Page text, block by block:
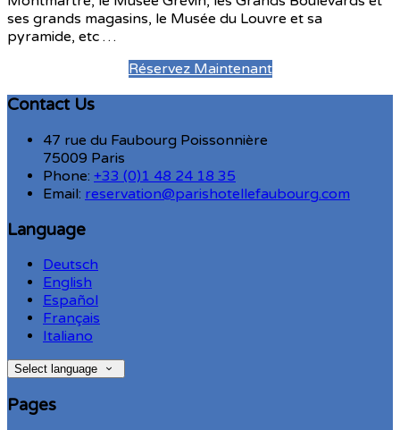
ses grands magasins, le Musée du Louvre et sa
pyramide, etc …
Réservez Maintenant
Contact Us
47 rue du Faubourg Poissonnière
75009 Paris
Phone: +33 (0)1 48 24 18 35
Email: reservation@parishotellefaubourg.com
Language
Deutsch
English
Español
Français
Italiano
Select language
Pages